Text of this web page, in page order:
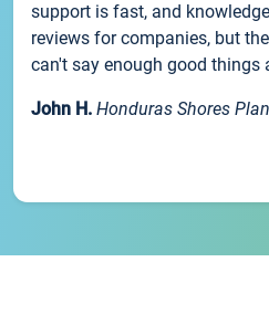
support is fast, and
reviews for companies, but
can't say enough good things
John H. Honduras Shores